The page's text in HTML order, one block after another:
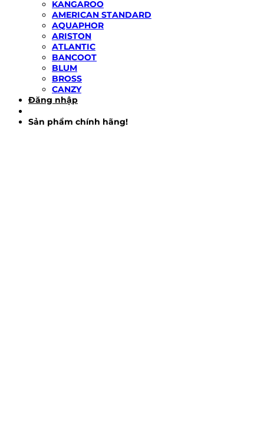
KANGAROO
AMERICAN STANDARD
AQUAPHOR
ARISTON
ATLANTIC
BANCOOT
BLUM
BROSS
CANZY
Đăng nhập
Sản phẩm chính hãng!